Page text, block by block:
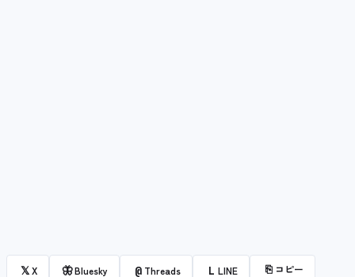
𝕏X 🦋Bluesky @ Threads L LINE ⎘ コピー